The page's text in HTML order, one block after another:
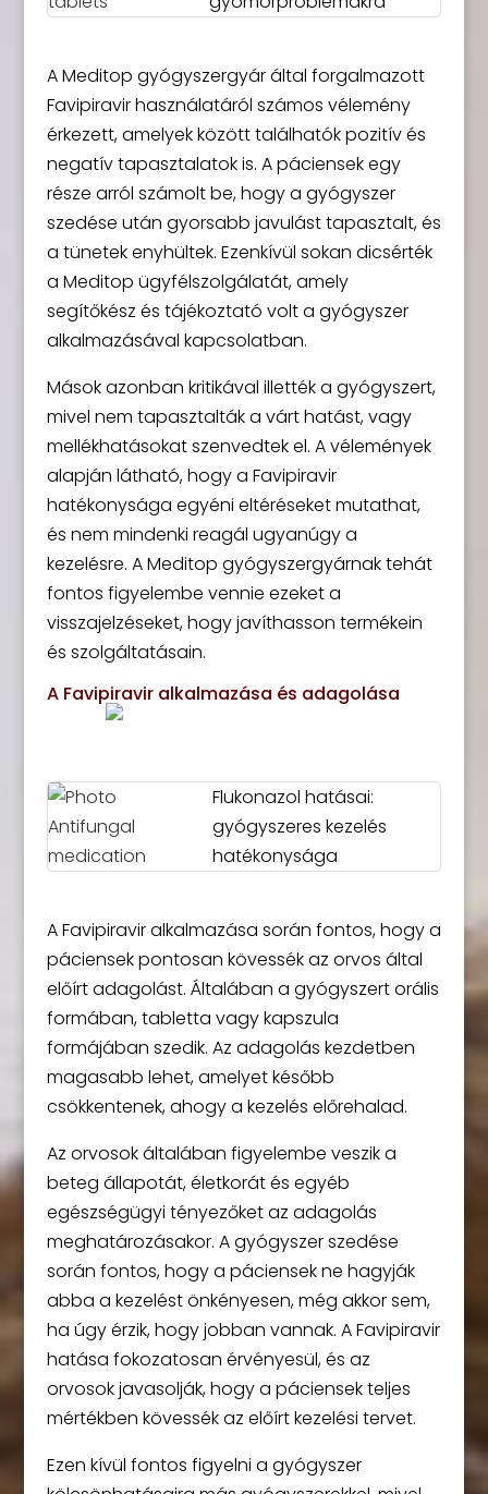
A Meditop gyógyszergyár által forgalmazott
Favipiravir használatáról számos vélemény
érkezett, amelyek között találhatók pozitív és
negatív tapasztalatok is. A páciensek egy
része arról számolt be, hogy a gyógyszer
szedése után gyorsabb javulást tapasztalt, és
a tünetek enyhültek. Ezenkívül sokan dicsérték
a Meditop ügyfélszolgálatát, amely
segítőkész és tájékoztató volt a gyógyszer
alkalmazásával kapcsolatban.
Mások azonban kritikával illették a gyógyszert,
mivel nem tapasztalták a várt hatást, vagy
mellékhatásokat szenvedtek el. A vélemények
alapján látható, hogy a Favipiravir
hatékonysága egyéni eltéréseket mutathat,
és nem mindenki reagál ugyanúgy a
kezelésre. A Meditop gyógyszergyárnak tehát
fontos figyelembe vennie ezeket a
visszajelzéseket, hogy javíthasson termékein
és szolgáltatásain.
A Favipiravir alkalmazása és adagolása
Flukonazol hatásai:
gyógyszeres kezelés
hatékonysága
A Favipiravir alkalmazása során fontos, hogy a
páciensek pontosan kövessék az orvos által
előírt adagolást. Általában a gyógyszert orális
formában, tabletta vagy kapszula
formájában szedik. Az adagolás kezdetben
magasabb lehet, amelyet később
csökkentenek, ahogy a kezelés előrehalad.
Az orvosok általában figyelembe veszik a
beteg állapotát, életkorát és egyéb
egészségügyi tényezőket az adagolás
meghatározásakor. A gyógyszer szedése
során fontos, hogy a páciensek ne hagyják
abba a kezelést önkényesen, még akkor sem,
ha úgy érzik, hogy jobban vannak. A Favipiravir
hatása fokozatosan érvényesül, és az
orvosok javasolják, hogy a páciensek teljes
mértékben kövessék az előírt kezelési tervet.
Ezen kívül fontos figyelni a gyógyszer